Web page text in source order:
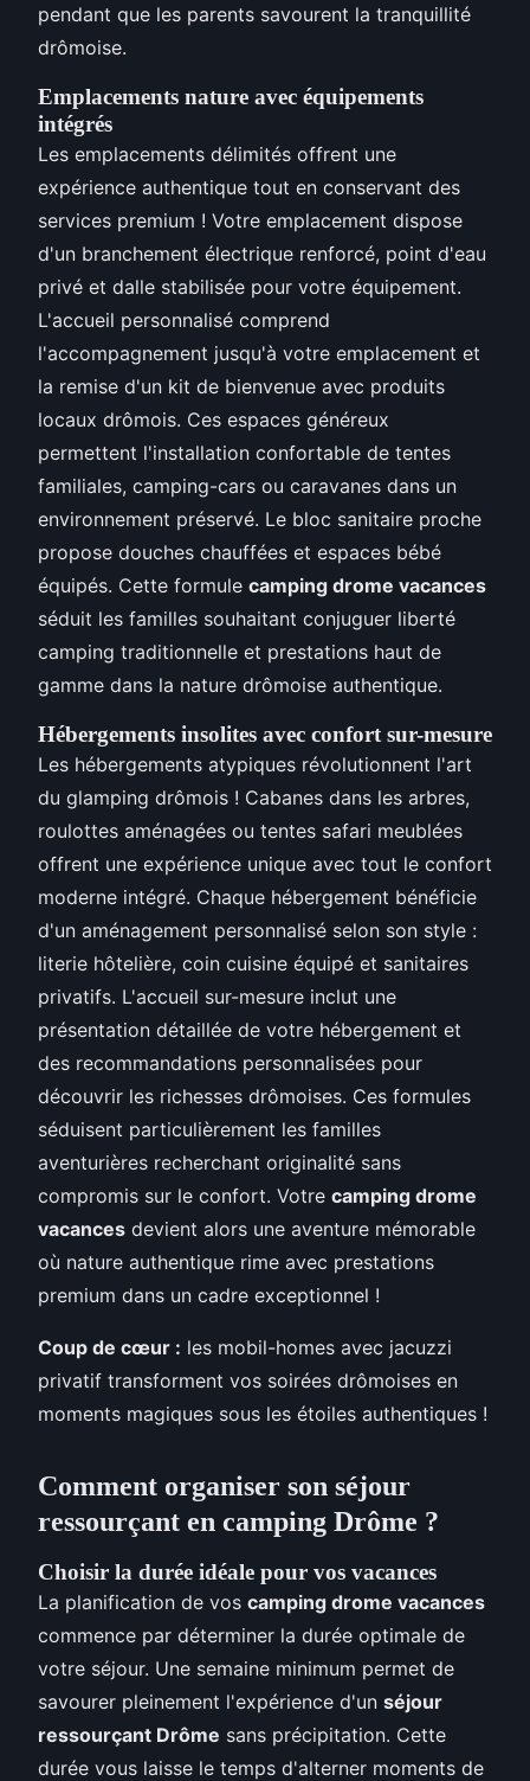
pendant que les parents savourent la tranquillité
drômoise.
Emplacements nature avec équipements
intégrés
Les emplacements délimités offrent une
expérience authentique tout en conservant des
services premium ! Votre emplacement dispose
d'un branchement électrique renforcé, point d'eau
privé et dalle stabilisée pour votre équipement.
L'accueil personnalisé comprend
l'accompagnement jusqu'à votre emplacement et
la remise d'un kit de bienvenue avec produits
locaux drômois. Ces espaces généreux
permettent l'installation confortable de tentes
familiales, camping-cars ou caravanes dans un
environnement préservé. Le bloc sanitaire proche
propose douches chauffées et espaces bébé
équipés. Cette formule camping drome vacances
séduit les familles souhaitant conjuguer liberté
camping traditionnelle et prestations haut de
gamme dans la nature drômoise authentique.
Hébergements insolites avec confort sur-mesure
Les hébergements atypiques révolutionnent l'art
du glamping drômois ! Cabanes dans les arbres,
roulottes aménagées ou tentes safari meublées
offrent une expérience unique avec tout le confort
moderne intégré. Chaque hébergement bénéficie
d'un aménagement personnalisé selon son style :
literie hôtelière, coin cuisine équipé et sanitaires
privatifs. L'accueil sur-mesure inclut une
présentation détaillée de votre hébergement et
des recommandations personnalisées pour
découvrir les richesses drômoises. Ces formules
séduisent particulièrement les familles
aventurières recherchant originalité sans
compromis sur le confort. Votre camping drome
vacances devient alors une aventure mémorable
où nature authentique rime avec prestations
premium dans un cadre exceptionnel !
Coup de cœur : les mobil-homes avec jacuzzi
privatif transforment vos soirées drômoises en
moments magiques sous les étoiles authentiques !
Comment organiser son séjour
ressourçant en camping Drôme ?
Choisir la durée idéale pour vos vacances
La planification de vos camping drome vacances
commence par déterminer la durée optimale de
votre séjour. Une semaine minimum permet de
savourer pleinement l'expérience d'un séjour
ressourçant Drôme sans précipitation. Cette
durée vous laisse le temps d'alterner moments de